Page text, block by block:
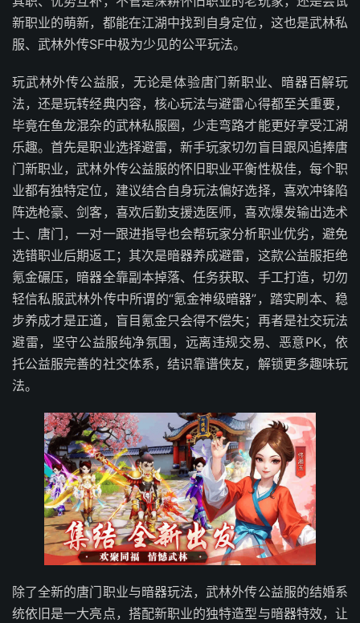
新职业的萌新，都能在江湖中找到自身定位，这也是武林私
服、武林外传SF中极为少见的公平玩法。
玩武林外传公益服，无论是体验唐门新职业、暗器百解玩
法，还是玩转经典内容，核心玩法与避雷心得都至关重要，
毕竟在鱼龙混杂的武林私服圈，少走弯路才能更好享受江湖
乐趣。首先是职业选择避雷，新手玩家切勿盲目跟风追捧唐
门新职业，武林外传公益服的怀旧职业平衡性极佳，每个职
业都有独特定位，建议结合自身玩法偏好选择，喜欢冲锋陷
阵选枪豪、剑客，喜欢后勤支援选医师，喜欢爆发输出选术
士、唐门，一对一跟进指导也会帮玩家分析职业优劣，避免
选错职业后期返工；其次是暗器养成避雷，这款公益服拒绝
氪金碾压，暗器全靠副本掉落、任务获取、手工打造，切勿
轻信私服武林外传中所谓的“氪金神级暗器”，踏实刷本、稳
步养成才是正道，盲目氪金只会得不偿失；再者是社交玩法
避雷，坚守公益服纯净氛围，远离违规交易、恶意PK，依
托公益服完善的社交体系，结识靠谱侠友，解锁更多趣味玩
法。
除了全新的唐门职业与暗器玩法，武林外传公益服的结婚系
统依旧是一大亮点，搭配新职业的独特造型与暗器特效，让